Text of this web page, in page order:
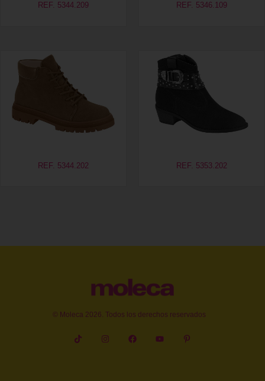
REF. 5344.209 REF. 5346.109
REF. 5344.202 REF. 5353.202
© Moleca 2026. Todos los derechos reservados